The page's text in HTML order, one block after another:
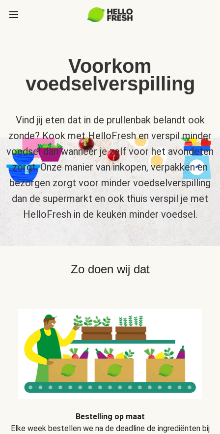
Voorkom
voedselverspilling
Vind jij eten dat in de prullenbak belandt ook
zonde? Kook met HelloFresh en verspil minder
voedsel dan wanneer je zelf voor het avondeten
zorgt. Onze manier van inkopen, verpakken en
bezorgen zorgt voor minder voedselverspilling
dan de supermarkt en ook thuis verspil je met
HelloFresh in de keuken minder voedsel.
Zo doen wij dat
Bestelling op maat
Elke week bestellen we na de deadline de ingrediënten bij